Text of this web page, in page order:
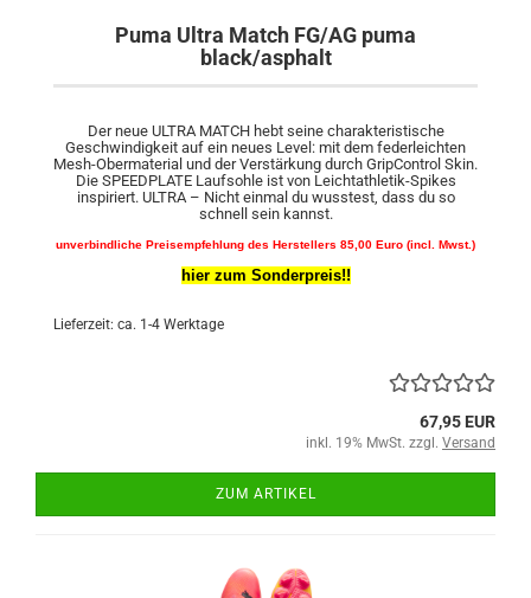
Puma Ultra Match FG/AG puma
black/asphalt
Der neue ULTRA MATCH hebt seine charakteristische
Geschwindigkeit auf ein neues Level: mit dem federleichten
Mesh-Obermaterial und der Verstärkung durch GripControl Skin.
Die SPEEDPLATE Laufsohle ist von Leichtathletik-Spikes
inspiriert. ULTRA – Nicht einmal du wusstest, dass du so
schnell sein kannst.
unverbindliche Preisempfehlung des Herstellers 85,00 Euro (incl. Mwst.)
hier zum Sonderpreis!!
Lieferzeit: ca. 1-4 Werktage
67,95 EUR
inkl. 19% MwSt. zzgl. Versand
ZUM ARTIKEL